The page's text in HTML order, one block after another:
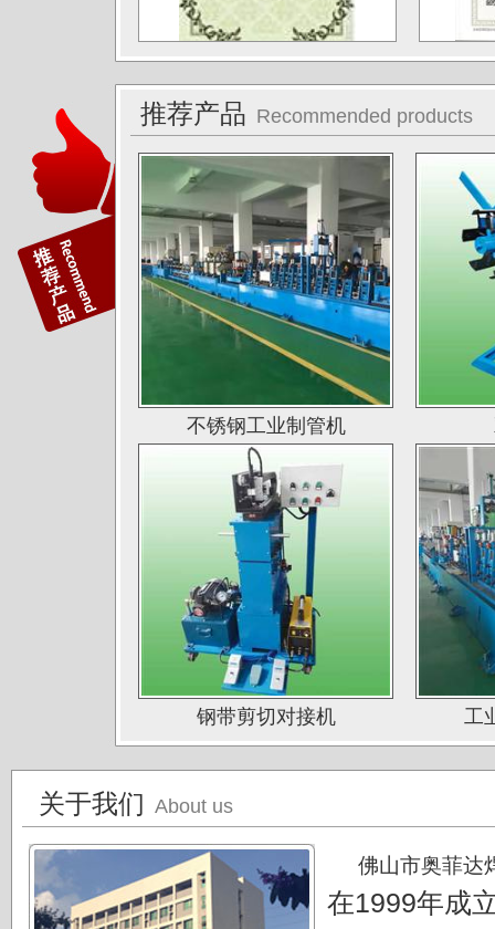
湖南湘投金天新材（湘投集团）
佛山运升不锈钢厂
宝菜不锈钢科技（昆山）有限公司
苏州圣珀不锈钢制品有限公司
上海华钢不锈钢有限公司
常熟鑫统联不锈钢公司
广东江门斯高不锈钢公司
广东双兴集团不锈钢公司
山西太原唯太新材有限公司
山西太原大泽不锈钢公司
佛山南钛制品有限公司
广东德庆康纳国兴公司
唐山海兴金属制品厂
江苏南通中天科技股份有限公司
上海凌士通不锈钢有限公司
江苏无锡应达公司
德阳东方汽轮机厂（东方公司)
湖南湘投金天新材（湘投集团）
江苏中天科技股份有限公司
推荐产品 Recommended products
不锈钢工业制管机
钢带剪切对接机 工
关于我们 About us
佛山市奥菲达
在1999年成